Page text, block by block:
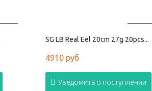
SG LB Real Eel 20cm 27g 20pcs...
4910 руб
Уведомить о поступлении